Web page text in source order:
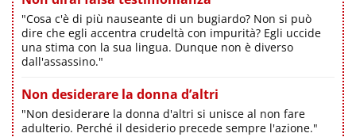
"Cosa c'è di più nauseante di un bugiardo? Non si può
dire che egli accentra crudeltà con impurità? Egli uccide
una stima con la sua lingua. Dunque non è diverso
dall'assassino."
Non desiderare la donna d’altri
"Non desiderare la donna d'altri si unisce al non fare
adulterio. Perché il desiderio precede sempre l'azione."